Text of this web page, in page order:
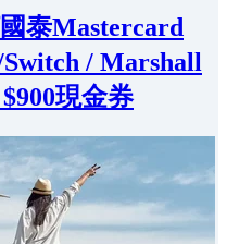
泰Mastercard
/ Marshall
現金券